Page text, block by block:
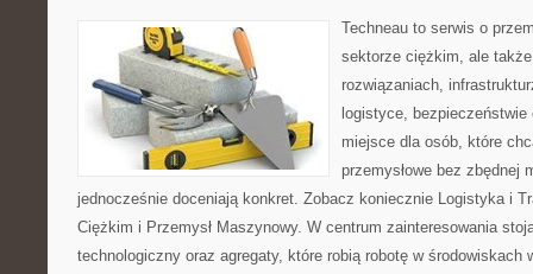
Techneau to serwis o
sektorze ciężkim, ale
rozwiązaniach,
logistyce,
miejsce dla osób, które
przemysłowe bez zbędnej
jednocześnie doceniają konkret. Zobacz koniecznie Logistyka i
Ciężkim i Przemysł Maszynowy. W centrum zainteresowania
technologiczny oraz agregaty, które robią robotę w środowiskach